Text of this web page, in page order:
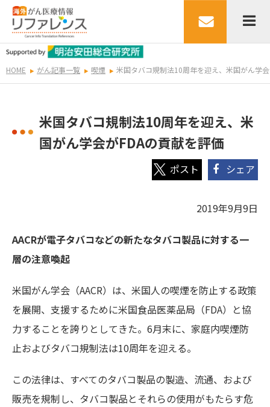
HOME がん記事一覧 喫煙 米国タバコ規制法10周年を迎え、米国がん学
米国タバコ規制法10周年を迎え、米
国がん学会がFDAの貢献を評価
シェア
2019年9月9日
AACRが電子タバコなどの新たなタバコ製品に対する一
層の注意喚起
米国がん学会（AACR）は、米国人の喫煙を防止する政策
を展開、支援するために米国食品医薬品局（FDA）と協
力することを誇りとしてきた。6月末に、家庭内喫煙防
止およびタバコ規制法は10周年を迎える。
この法律は、すべてのタバコ製品の製造、流通、および
販売を規制し、タバコ製品とそれらの使用がもたらす危